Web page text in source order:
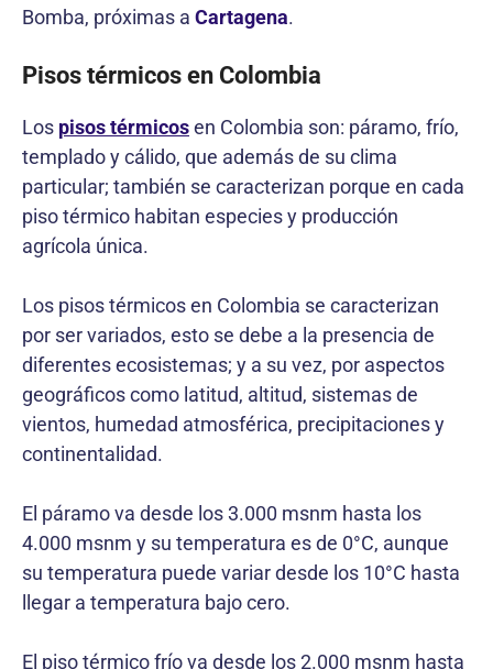
Bomba, próximas a Cartagena.
Pisos térmicos en Colombia
Los pisos térmicosen Colombia son: páramo, frío,
templado y cálido, que además de su clima
particular; también se caracterizan porque en cada
piso térmico habitan especies y producción
agrícola única.
Los pisos térmicos en Colombia se caracterizan
por ser variados, esto se debe a la presencia de
diferentes ecosistemas; y a su vez, por aspectos
geográficos como latitud, altitud, sistemas de
vientos, humedad atmosférica, precipitaciones y
continentalidad.
El páramo va desde los 3.000 msnm hasta los
4.000 msnm y su temperatura es de 0°C, aunque
su temperatura puede variar desde los 10°C hasta
llegar a temperatura bajo cero.
El piso térmico frío va desde los 2.000 msnm hasta